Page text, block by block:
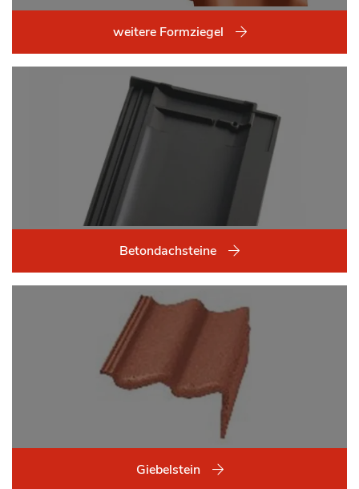
weitere Formziegel
Betondachsteine
Giebelstein